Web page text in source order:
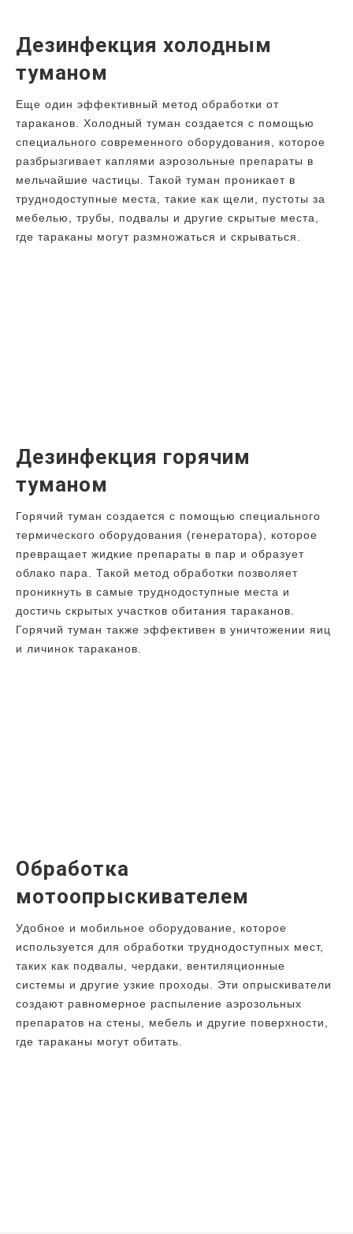
Дезинфекция холодным
туманом
Еще один эффективный метод обработки от
тараканов. Холодный туман создается с помощью
специального современного оборудования, которое
разбрызгивает каплями аэрозольные препараты в
мельчайшие частицы. Такой туман проникает в
труднодоступные места, такие как щели, пустоты за
мебелью, трубы, подвалы и другие скрытые места,
где тараканы могут размножаться и скрываться.
Дезинфекция горячим
туманом
Горячий туман создается с помощью специального
термического оборудования (генератора), которое
превращает жидкие препараты в пар и образует
облако пара. Такой метод обработки позволяет
проникнуть в самые труднодоступные места и
достичь скрытых участков обитания тараканов.
Горячий туман также эффективен в уничтожении яиц
и личинок тараканов.
Обработка
мотоопрыскивателем
Удобное и мобильное оборудование, которое
используется для обработки труднодоступных мест,
таких как подвалы, чердаки, вентиляционные
системы и другие узкие проходы. Эти опрыскиватели
создают равномерное распыление аэрозольных
препаратов на стены, мебель и другие поверхности,
где тараканы могут обитать.